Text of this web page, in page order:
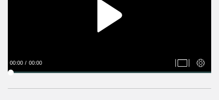
00:00 00:00